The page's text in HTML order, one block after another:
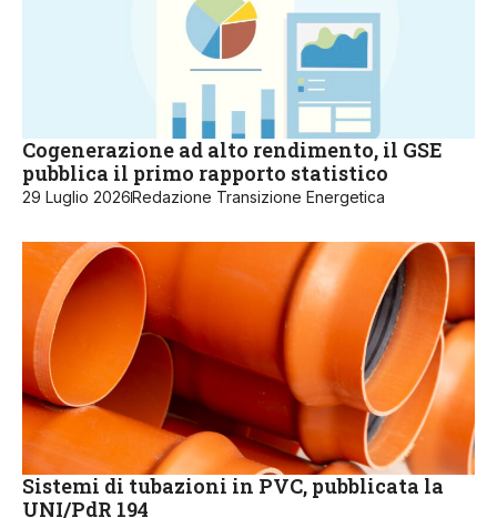
Cogenerazione ad alto rendimento, il GSE
pubblica il primo rapporto statistico
29 Luglio 2026 Redazione Transizione Energetica
Sistemi di tubazioni in PVC, pubblicata la
UNI/PdR 194